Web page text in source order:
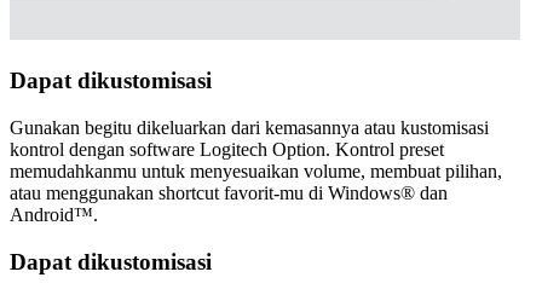
Dapat dikustomisasi
Gunakan begitu dikeluarkan dari kemasannya atau kustomisasi
kontrol dengan software Logitech Option. Kontrol preset
memudahkanmu untuk menyesuaikan volume, membuat pilihan,
atau menggunakan shortcut favorit-mu di Windows® dan
Android™.
Dapat dikustomisasi